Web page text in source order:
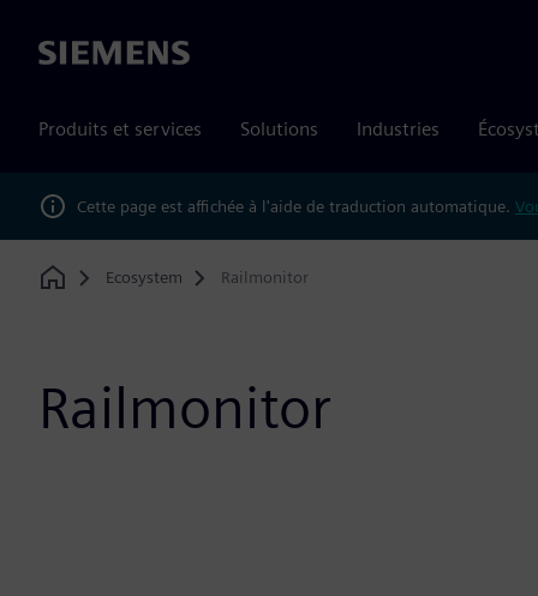
Siemens
Produits et services Solutions Industries
Cette page est affichée à l'aide de traduction automatique.
Home
Ecosystem Railmonitor
Railmonitor